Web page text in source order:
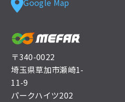
Google Map
〒340-0022
埼玉県草加市瀬崎1-
11-9
パークハイツ202